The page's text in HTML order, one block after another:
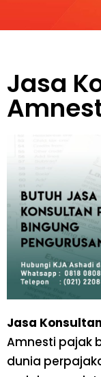
Jasa
Jasa
Amnesti pajak
dunia